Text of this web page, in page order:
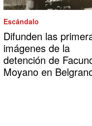
Escándalo
Difunden las
imágenes de la
detención de
Moyano en